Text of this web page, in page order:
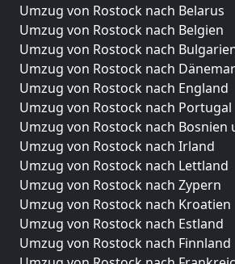
Umzug von Rostock nach Belarus
Umzug von Rostock nach Belgien
Umzug von Rostock nach
Umzug von Rostock nach
Umzug von Rostock nach England
Umzug von Rostock nach Portugal
Umzug von Rostock nach Bosnien
Umzug von Rostock nach Irland
Umzug von Rostock nach Lettland
Umzug von Rostock nach Zypern
Umzug von Rostock nach Kroatien
Umzug von Rostock nach Estland
Umzug von Rostock nach Finnland